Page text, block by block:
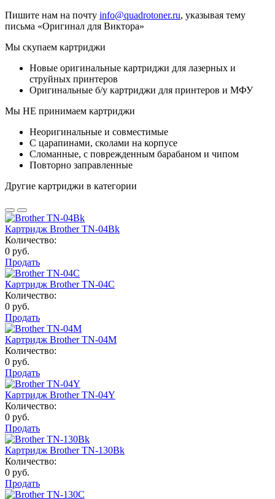
Пишите нам на почту info@quadrotoner.ru, указывая тему
письма «Оригинал для Виктора»
Мы скупаем картриджи
Новые оригинальные картриджи для лазерных и
струйных принтеров
Оригинальные б/у картриджи для принтеров и МФУ
Мы НЕ принимаем картриджи
Неоригинальные и совместимые
С царапинами, сколами на корпусе
Сломанные, с поврежденным барабаном и чипом
Повторно заправленные
Другие картриджи в категории
Картридж Brother TN-04Bk
Количество:
0 руб.
Продать
Картридж Brother TN-04C
Количество:
0 руб.
Продать
Картридж Brother TN-04M
Количество:
0 руб.
Продать
Картридж Brother TN-04Y
Количество:
0 руб.
Продать
Картридж Brother TN-130Bk
Количество:
0 руб.
Продать